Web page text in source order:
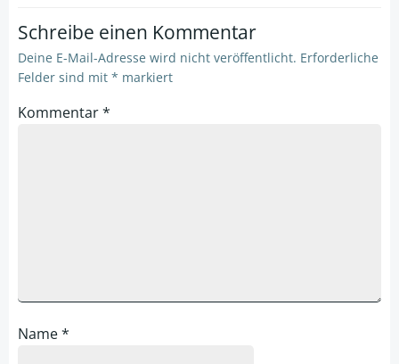
Schreibe einen Kommentar
Deine E-Mail-Adresse wird nicht veröffentlicht. Erforderliche
Felder sind mit * markiert
Kommentar*
Name*